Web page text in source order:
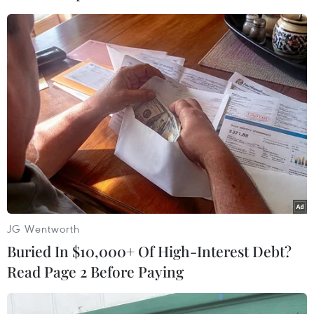
kết gỗ ở hành lang an toàn
giao thông Quốc lộ 22B
07/08/2026 04:31
Premia của Hàn Quốc nối
lại đường bay Incheon-TP
Hồ Chí Minh
07/08/2026 04:28
Khẩn trương phân luồng
giao thông sau vụ sạt lở
Nhanh chóng hoàn thiện
dự án kết nối vùng, sân bay
JG Wentworth
Buried In $10,000+ Of High-Interest Debt?
Read Page 2 Before Paying